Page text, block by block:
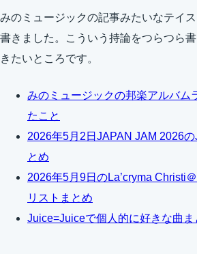
みのミュージックの記事みたいなテイ
書きました。こういう持論をつらつら
きたいところです。
みのミュージックの邦楽アルバム
たこと
2026年5月2日JAPAN JAM 2026
とめ
2026年5月9日のLa’cryma Christi
リストまとめ
Juice=Juiceで個人的に好きな曲ま